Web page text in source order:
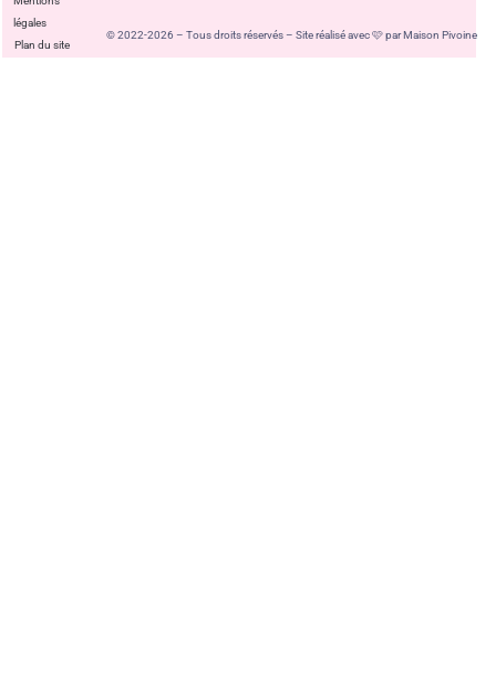
légales
Plan du site
© 2022-2026 – Tous droits réservés – Site réalisé avec 🩷 par Maison Pivoine